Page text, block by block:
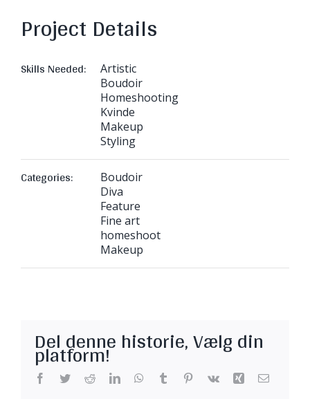
Project Details
Skills Needed:
Artistic
Boudoir
Homeshooting
Kvinde
Makeup
Styling
Categories:
Boudoir
Diva
Feature
Fine art
homeshoot
Makeup
Del denne historie, Vælg din
platform!
Facebook
TwitterRedditLinkedInWhatsApp
Tumblr Pinterest
Vk Xing E-